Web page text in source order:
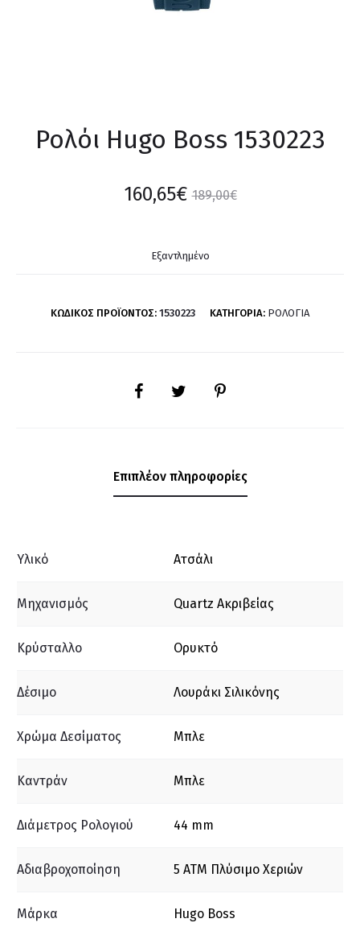
Ρολόι Hugo Boss 1530223
189,00€
160,65€
Εξαντλημένο
ΚΩΔΙΚΌΣ ΠΡΟΪΌΝΤΟΣ: 1530223 ΚΑΤΗΓΟΡΊΑ: ΡΟΛΌΓΙΑ
SHARE
Επιπλέον πληροφορίες
Υλικό Ατσάλι
Μηχανισμός Quartz Ακριβείας
Κρύσταλλο Ορυκτό
Δέσιμο Λουράκι Σιλικόνης
Χρώμα Δεσίματος Μπλε
Καντράν Μπλε
Διάμετρος Ρολογιού 44 mm
Αδιαβροχοποίηση 5 ΑΤΜ Πλύσιμο Χεριών
Μάρκα Hugo Boss